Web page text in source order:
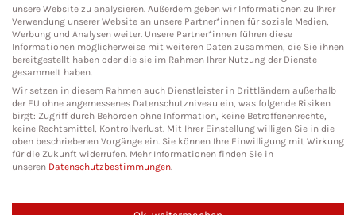
Social Media
unsere Website zu analysieren. Außerdem geben wir Informationen zu Ihrer
Verwendung unserer Website an unsere Partner*innen für soziale Medien,
Werbung und Analysen weiter. Unsere Partner*innen führen diese
Informationen möglicherweise mit weiteren Daten zusammen, die Sie ihnen
bereitgestellt haben oder die sie im Rahmen Ihrer Nutzung der Dienste
gesammelt haben.
Wir setzen in diesem Rahmen auch Dienstleister in Drittländern außerhalb
der EU ohne angemessenes Datenschutzniveau ein, was folgende Risiken
birgt: Zugriff durch Behörden ohne Information, keine Betroffenenrechte,
keine Rechtsmittel, Kontrollverlust. Mit Ihrer Einstellung willigen Sie in die
oben beschriebenen Vorgänge ein. Sie können Ihre Einwilligung mit Wirkung
für die Zukunft widerrufen. Mehr Informationen finden Sie in
unseren Datenschutzbestimmungen.